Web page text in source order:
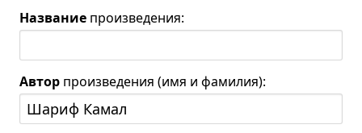
Название произведения:
Автор произведения (имя и фамилия):